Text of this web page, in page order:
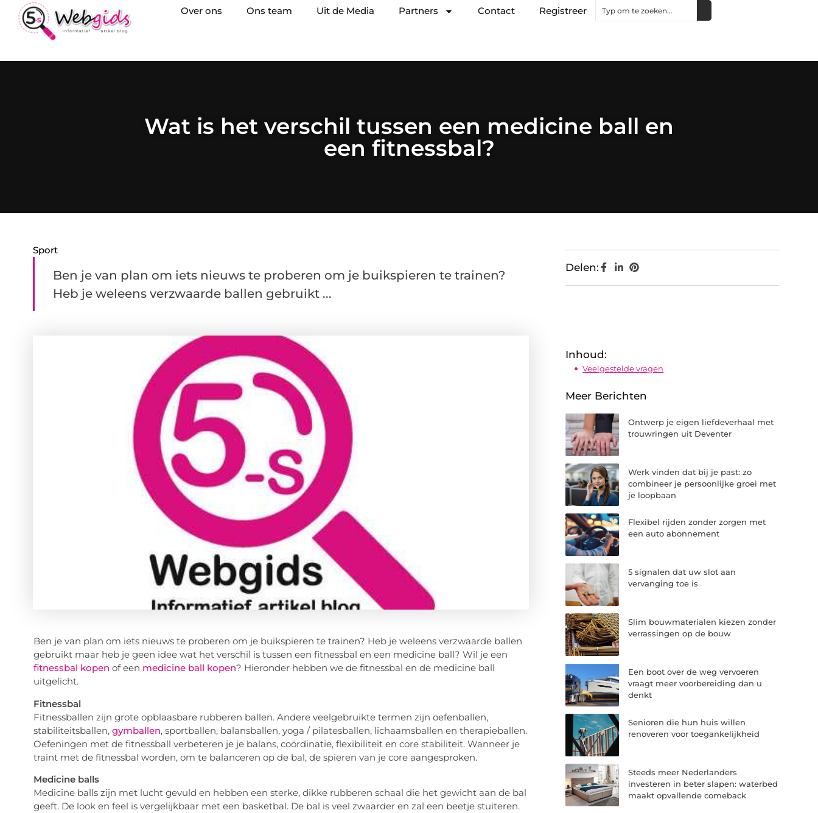
Over ons Ons team Uit de Media Partners Contact Registreer
Wat is het verschil tussen een medicine ball en
een fitnessbal?
Sport
Ben je van plan om iets nieuws te proberen om je buikspieren te trainen?
Heb je weleens verzwaarde ballen gebruikt ...
Ben je van plan om iets nieuws te proberen om je buikspieren te trainen? Heb je weleens verzwaarde ballen
gebruikt maar heb je geen idee wat het verschil is tussen een fitnessbal en een medicine ball? Wil je een
fitnessbal kopen of een medicine ball kopen? Hieronder hebben we de fitnessbal en de medicine ball
uitgelicht.
Fitnessbal
Fitnessballen zijn grote opblaasbare rubberen ballen. Andere veelgebruikte termen zijn oefenballen,
stabiliteitsballen, gymballen, sportballen, balansballen, yoga / pilatesballen, lichaamsballen en therapieballen.
Oefeningen met de fitnessball verbeteren je je balans, coördinatie, flexibiliteit en core stabiliteit. Wanneer je
traint met de fitnessbal worden, om te balanceren op de bal, de spieren van je core aangesproken.
Medicine balls
Medicine balls zijn met lucht gevuld en hebben een sterke, dikke rubberen schaal die het gewicht aan de bal
geeft. De look en feel is vergelijkbaar met een basketbal. De bal is veel zwaarder en zal een beetje stuiteren.
Delen:
Inhoud:
Veelgestelde vragen
Meer Berichten
Ontwerp je eigen liefdeverhaal met
trouwringen uit Deventer
Werk vinden dat bij je past: zo
combineer je persoonlijke groei met
je loopbaan
Flexibel rijden zonder zorgen met
een auto abonnement
5 signalen dat uw slot aan
vervanging toe is
Slim bouwmaterialen kiezen zonder
verrassingen op de bouw
Een boot over de weg vervoeren
vraagt meer voorbereiding dan u
denkt
Senioren die hun huis willen
renoveren voor toegankelijkheid
Steeds meer Nederlanders
investeren in beter slapen: waterbed
maakt opvallende comeback